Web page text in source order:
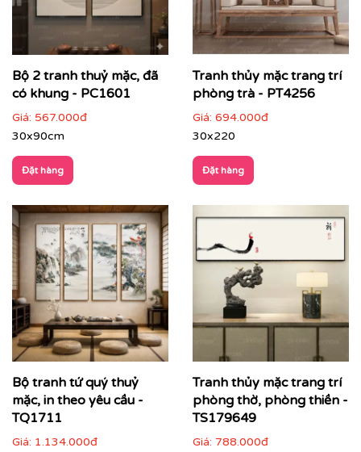
Giá trị thẩm mỹ bền vững: không lỗi thời, phù hợp
trưng bày lâu dài
Bộ 2 tranh thuỷ mặc, đã
có khung - PC1601
Giá: 567.000đ
30x90cm
Đặt hàng
Tranh thủy mặc trang trí
phòng trà - PT4256
Giá: 694.000đ
30x220
Đặt hàng
Bộ tranh tứ quý thuỷ
mặc, in theo yêu cầu -
TQ1711
Giá: 1.134.000đ
Tranh thủy mặc trang trí
phòng thờ, phòng thiền -
TS179649
Giá: 788.000đ